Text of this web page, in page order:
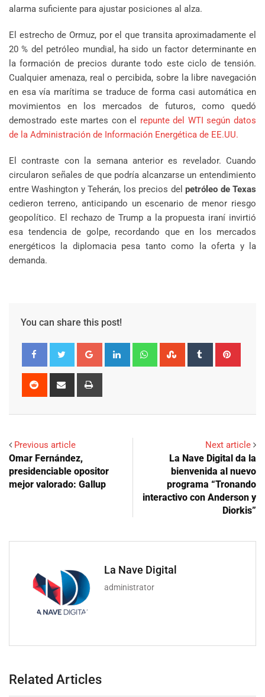
alarma suficiente para ajustar posiciones al alza.
El estrecho de Ormuz, por el que transita aproximadamente el
20 % del petróleo mundial, ha sido un factor determinante en
la formación de precios durante todo este ciclo de tensión.
Cualquier amenaza, real o percibida, sobre la libre navegación
en esa vía marítima se traduce de forma casi automática en
movimientos en los mercados de futuros, como quedó
demostrado este martes con el repunte del WTI según datos
de la Administración de Información Energética de EE.UU.
El contraste con la semana anterior es revelador. Cuando
circularon señales de que podría alcanzarse un entendimiento
entre Washington y Teherán, los precios delpetróleo de Texas
cedieron terreno, anticipando un escenario de menor riesgo
geopolítico. El rechazo de Trump a la propuesta iraní invirtió
esa tendencia de golpe, recordando que en los mercados
energéticos la diplomacia pesa tanto como la oferta y la
demanda.
You can share this post!
Google+ LinkedIn WhatsappStumbleUpon
Tumblr
Reddit
Share
Previous article
Omar Fernández,
presidenciable opositor
mejor valorado: Gallup
Next article
La Nave Digital da la
bienvenida al nuevo
programa “Tronando
interactivo con Anderson y
Diorkis”
La Nave Digital
administrator
Related Articles